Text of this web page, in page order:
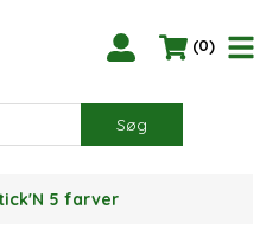
(0)
Søg
5 farver